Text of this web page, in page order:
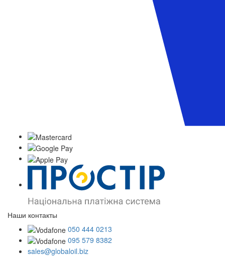
Наши контакты
050 444 0213
095 579 8382
sales@globaloil.biz